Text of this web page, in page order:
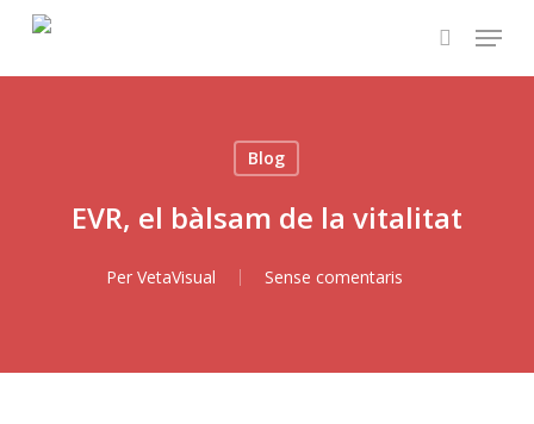
Skip
main
search
Menu
Blog
EVR, el bàlsam de la vitalitat
Per VetaVisual Sense comentaris